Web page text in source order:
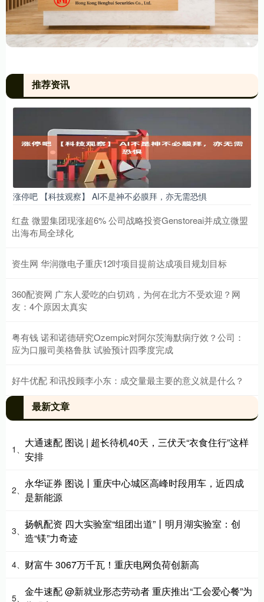
推荐资讯
涨停吧 【科技观察】 AI不是神不必膜拜，亦无需恐惧
红盘 微盟集团现涨超6% 公司战略投资Genstoreai并成立微盟
出海布局全球化
资生网 华润微电子重庆12吋项目提前达成项目规划目标
360配资网 广东人爱吃的白切鸡，为何在北方不受欢迎？网
友：4个原因太真实
粤有钱 诺和诺德研究Ozempic对阿尔茨海默病疗效？公司：
应为口服司美格鲁肽 试验预计四季度完成
好牛优配 和讯投顾李小东：成交量最主要的意义就是什么？
最新文章
1、
大通速配 图说 | 超长待机40天，三伏天“衣食住行”这样
安排
2、
永华证券 图说丨重庆中心城区高峰时段用车，近四成
是新能源
3、
扬帆配资 四大实验室“组团出道”丨明月湖实验室：创
造“镁”力奇迹
4、 财富牛 3067万千瓦！重庆电网负荷创新高
5、
金牛速配 @新就业形态劳动者 重庆推出“工会爱心餐”为